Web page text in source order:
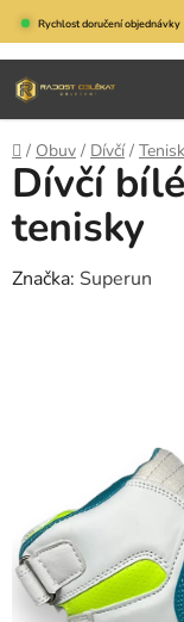
Přejít
na
obsah
Rychlost doručení objednávky
Domů
/ Obuv / Dívčí /
Dívčí
tenisky
Značka: Superun